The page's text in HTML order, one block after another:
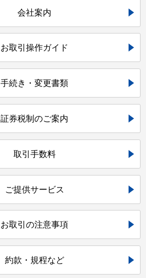
会社案内
お取引操作ガイド
手続き・変更書類
証券税制のご案内
取引手数料
ご提供サービス
お取引の注意事項
約款・規程など